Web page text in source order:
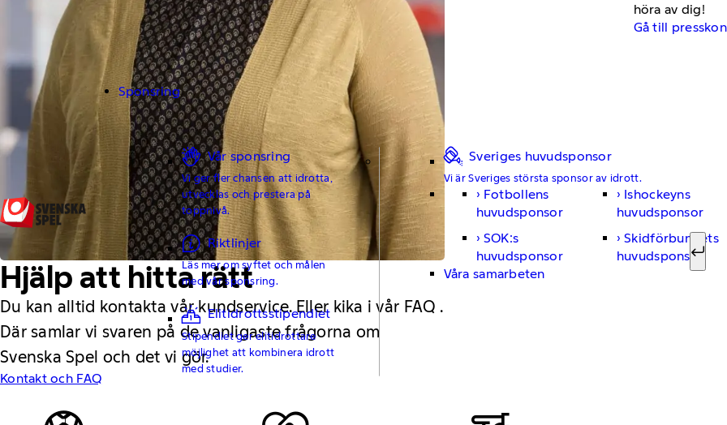
höra av dig!
Gå till
Sponsring
Vår sponsring
Vi ger fler chansen att idrotta,
utvecklas och prestera på
toppnivå.
Riktlinjer
Läs mer om syftet och målen
med vår sponsring.
Elitidrottsstipendiet
Stipendiet ger elitidrottare
möjlighet att kombinera idrott
med studier.
Sveriges huvudsponsor
Vi är Sveriges största sponsor av idrott.
Fotbollens
huvudsponsor
Ishockeyns
huvudsponsor
SOK:s
huvudsponsor
Skidförbundets
huvudsponsor
Våra samarbeten
Sök
Hjälp att hitta rätt
Du kan alltid kontakta vår kundservice. Eller kika i vår FAQ .
Där samlar vi svaren på de vanligaste frågorna om
Svenska Spel och det vi gör.
Kontakt och FAQ